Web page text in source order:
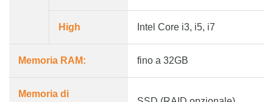
High Intel Core i3, i5, i7
Memoria RAM: fino a 32GB
Memoria di